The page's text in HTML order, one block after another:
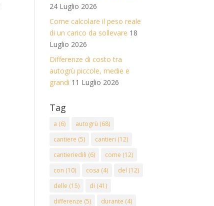
24 Luglio 2026
Come calcolare il peso reale
di un carico da sollevare 18
Luglio 2026
Differenze di costo tra
autogrù piccole, medie e
grandi 11 Luglio 2026
Tag
a (6) autogrù (68)
cantiere (5) cantieri (12)
cantieriedili (6) come (12)
con (10) cosa (4) del (12)
delle (15) di (41)
differenze (5) durante (4)